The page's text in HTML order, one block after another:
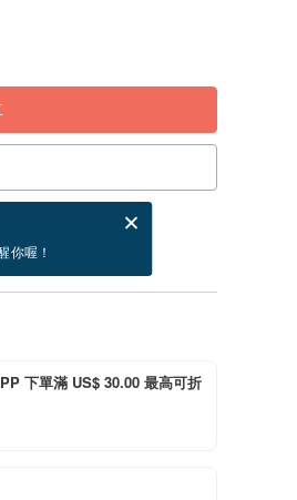
你喔！
含假日）
下單滿 US$ 30.00 最高可折